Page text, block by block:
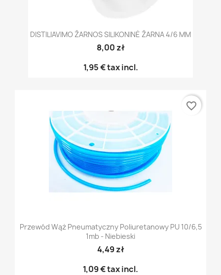
DISTILIAVIMO ŽARNOS SILIKONINĖ ŽARNA 4/6 MM
8,00 zł
1,95 €tax incl.
Przewód Wąż Pneumatyczny Poliuretanowy PU 10/6,5
1mb - Niebieski
4,49 zł
1,09 €tax incl.
favorite_border